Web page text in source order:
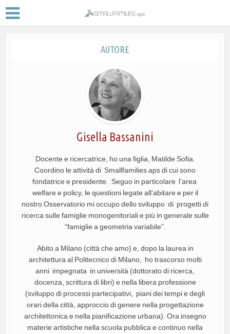
AUTORE
Gisella Bassanini
Docente e ricercatrice, ho una figlia, Matilde Sofia.
Coordino le attività di Smallfamilies aps di cui sono
fondatrice e presidente. Seguo in particolare l’area
welfare e policy, le questioni legate all’abitare e per il
nostro Osservatorio mi occupo dello sviluppo di progetti di
ricerca sulle famiglie monogenitoriali e più in generale sulle
“famiglie a geometria variabile”.
Abito a Milano (città che amo) e, dopo la laurea in
architettura al Politecnico di Milano, ho trascorso molti
anni impegnata in università (dottorato di ricerca,
docenza, scrittura di libri) e nella libera professione
(sviluppo di processi partecipativi, piani dei tempi e degli
orari della città, approccio di genere nella progettazione
architettonica e nella pianificazione urbana). Ora insegno
materie artistiche nella scuola pubblica e continuo nella